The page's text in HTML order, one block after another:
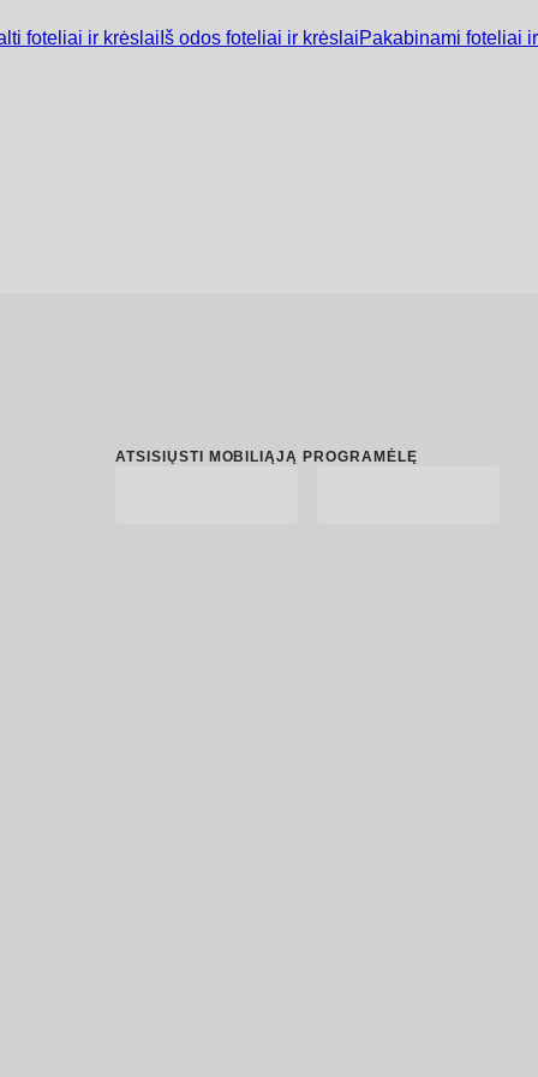
foteliai ir krėslai Iš odos foteliai ir krėslaiPakabinami foteliai ir
ATSISIŲSTI MOBILIĄJĄ PROGRAMĖLĘ